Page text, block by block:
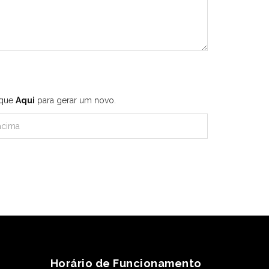
Aqui para gerar um novo.
Horário de Funcionamento